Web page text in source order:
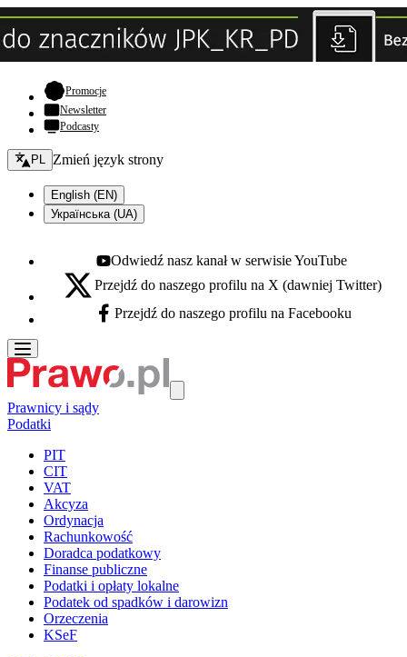
Promocje- otwiera się w nowej karcie
Newsletter
Podcasty
Zmień język - bieżący:
PL Zmień język strony
English (EN)
Українська (UA)
Youtube - otwiera się w nowej karcie
Odwiedź nasz kanał w serwisie YouTube
X - otwiera się w nowej karcie
Przejdź do naszego profilu na X (dawniej Twitter)
Facebook - otwiera się w nowej karcie
Przejdź do naszego profilu na Facebooku
Prawnicy i sądy
Podatki
PIT
CIT
VAT
Akcyza
Ordynacja
Rachunkowość
Doradca podatkowy
Finanse publiczne
Podatki i opłaty lokalne
Podatek od spadków i darowizn
Orzeczenia
KSeF